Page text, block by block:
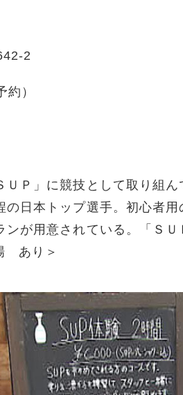
2
）
Ｐ」に競技として取り組
日本トップ選手。初心者
が用意されている。「Ｓ
あり＞